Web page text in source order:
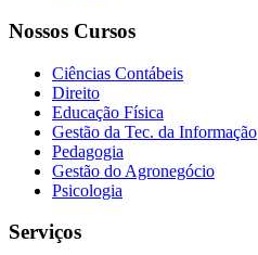
Nossos Cursos
Ciências Contábeis
Direito
Educação Física
Gestão da Tec. da Informação
Pedagogia
Gestão do Agronegócio
Psicologia
Serviços